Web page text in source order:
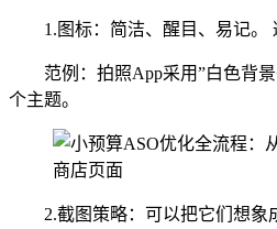
1.图标：简洁、醒目、易记。
范例：拍照App采用”白色背
个主题。
2.截图策略：可以把它们想